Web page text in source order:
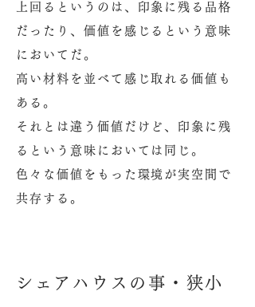
上回るというのは、印象に残る品格
だったり、価値を感じるという意味
においてだ。
高い材料を並べて感じ取れる価値も
ある。
それとは違う価値だけど、印象に残
るという意味においては同じ。
色々な価値をもった環境が実空間で
共存する。
シェアハウスの事・狭小